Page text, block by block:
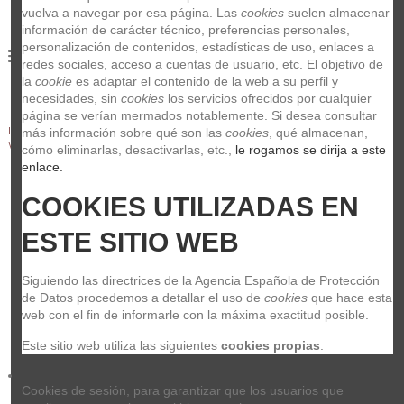
Inicio Clásico Vientos Accesorios viento
Cañas
Vandoren Saxophone Tenor Sib-Bb V16 3
vuelva a navegar por esa página. Las cookies suelen almacenar
información de carácter técnico, preferencias personales,
personalización de contenidos, estadísticas de uso, enlaces a
redes sociales, acceso a cuentas de usuario, etc. El objetivo de
la cookie es adaptar el contenido de la web a su perfil y
necesidades, sin cookies los servicios ofrecidos por cualquier
página se verían mermados notablemente. Si desea consultar
más información sobre qué son las cookies , qué almacenan,
cómo eliminarlas, desactivarlas, etc.,
le rogamos se dirija a este
enlace.
COOKIES UTILIZADAS EN
ESTE SITIO WEB
Siguiendo las directrices de la Agencia Española de Protección
de Datos procedemos a detallar el uso de cookies que hace esta
web con el fin de informarle con la máxima exactitud posible.
Este sitio web utiliza las siguientes cookies propias:
Cookies de sesión, para garantizar que los usuarios que